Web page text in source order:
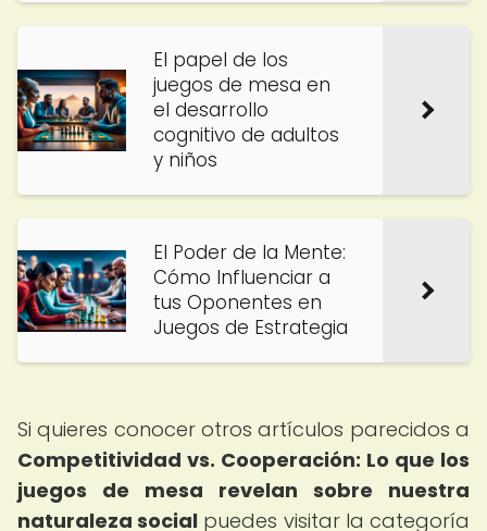
El papel de los
juegos de mesa en
el desarrollo
cognitivo de adultos
y niños
El Poder de la Mente:
Cómo Influenciar a
tus Oponentes en
Juegos de Estrategia
Si quieres conocer otros artículos parecidos a
Competitividad vs. Cooperación: Lo que los
juegos de mesa revelan sobre nuestra
naturaleza social puedes visitar la categoría